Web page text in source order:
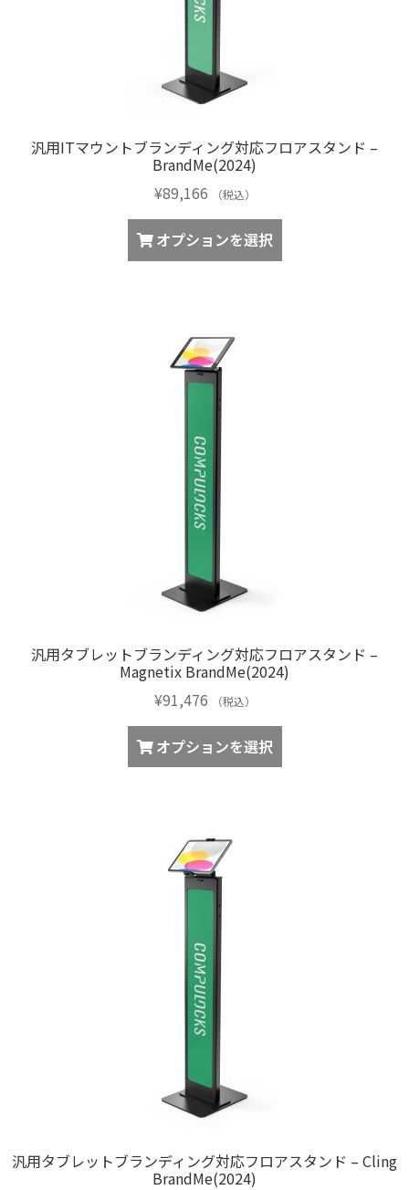
汎用ITマウントブランディング対応フロアスタンド –
BrandMe(2024)
¥89,166 （税込）
オプションを選択
汎用タブレットブランディング対応フロアスタンド –
Magnetix BrandMe(2024)
¥91,476 （税込）
オプションを選択
汎用タブレットブランディング対応フロアスタンド – Cling
BrandMe(2024)